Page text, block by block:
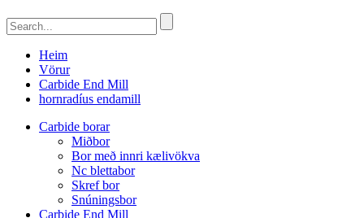
Heim
Vörur
Carbide End Mill
hornradíus endamill
Carbide borar
Miðbor
Bor með innri kælivökva
Nc blettabor
Skref bor
Snúningsbor
Carbide End Mill